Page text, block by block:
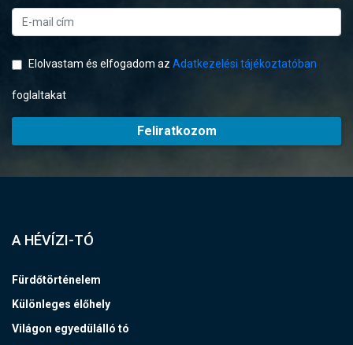
Elolvastam és elfogadom az Adatkezelési tájékoztatóban
foglaltakat
Feliratkozom
A HÉVÍZI-TÓ
Fürdőtörténelem
Különleges élőhely
Világon egyedülálló tó